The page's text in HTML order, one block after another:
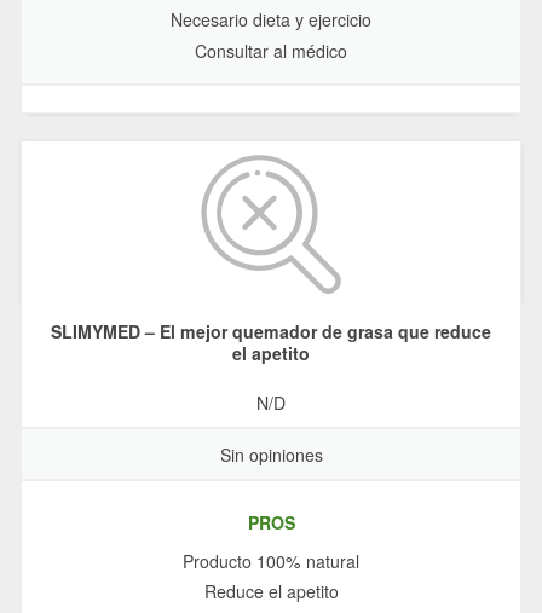
Necesario dieta y ejercicio
Consultar al médico
SLIMYMED – El mejor quemador de grasa que reduce
el apetito
N/D
Sin opiniones
PROS
Producto 100% natural
Reduce el apetito